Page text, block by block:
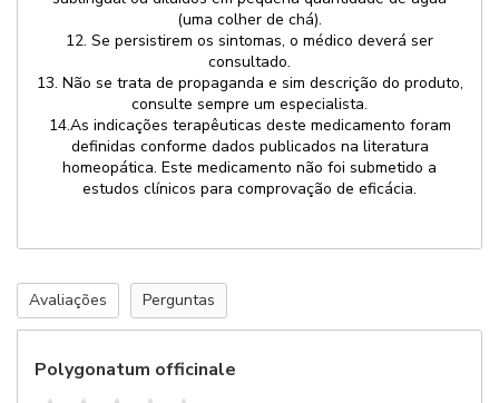
sua receita
Retornaremos seu contato com previsão de entrega
(uma colher de chá).
12. Se persistirem os sintomas, o médico deverá ser
consultado.
13. Não se trata de propaganda e sim descrição do produto,
consulte sempre um especialista.
14.As indicações terapêuticas deste medicamento foram
definidas conforme dados publicados na literatura
homeopática. Este medicamento não foi submetido a
estudos clínicos para comprovação de eficácia.
Avaliações Perguntas
Polygonatum officinale